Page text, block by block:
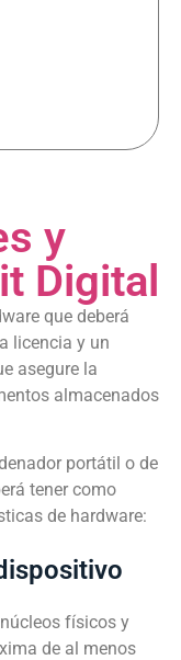
y
Digital
que deberá
licencia y un
asegure la
almacenados
portátil o de
tener como
de hardware:
físicos y
de al menos